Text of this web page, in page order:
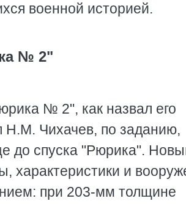
военной историей.
№ 2"
№ 2", как назвал его
Чихачев, по заданию,
до спуска "Рюрика".
характеристики и
при 203-мм толщине